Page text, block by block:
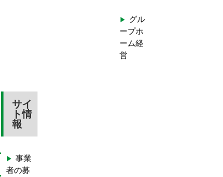
グル
ープホ
ーム経
営
サイ
ト情
報
事業
者の募